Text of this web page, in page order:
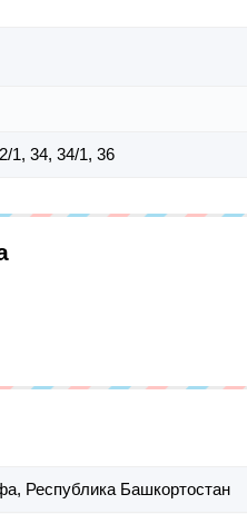
1, 34, 34/1, 36
Республика Башкортостан